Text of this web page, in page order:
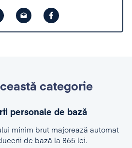
categorie
personale de bază
minim brut majorează automat
de bază la 865 lei.